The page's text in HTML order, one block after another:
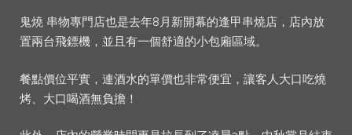
鬼燒 串物專門店也是去年8月新開幕的逢甲串燒店，店內放
置兩台飛鏢機，並且有一個舒適的小包廂區域。
餐點價位平實，連酒水的單價也非常便宜，讓客人大口吃燒
烤、大口喝酒無負擔！